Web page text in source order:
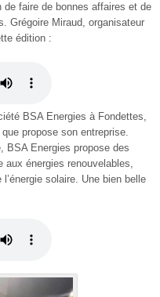
de faire de bonnes affaires et de
Grégoire Miraud, organisateur
édition :
BSA Energies à Fondettes,
propose son entreprise.
BSA Energies propose des
aux énergies renouvelables,
solaire. Une bien belle